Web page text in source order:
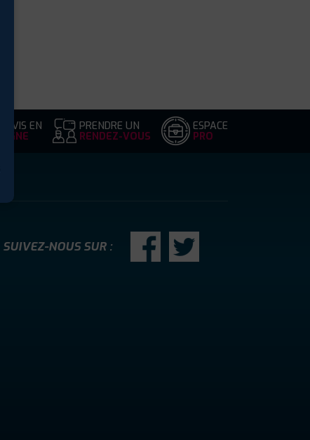
DEVIS EN
LIGNE
PRENDRE UN
RENDEZ-VOUS
ESPACE
PRO
SUIVEZ-NOUS SUR :